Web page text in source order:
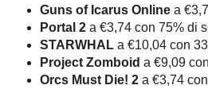
Guns of Icarus Online a
Portal 2 a €3,74 con 75% di
STARWHAL a €10,04 con
Project Zomboid a €9,09
Orcs Must Die! 2 a €3,74